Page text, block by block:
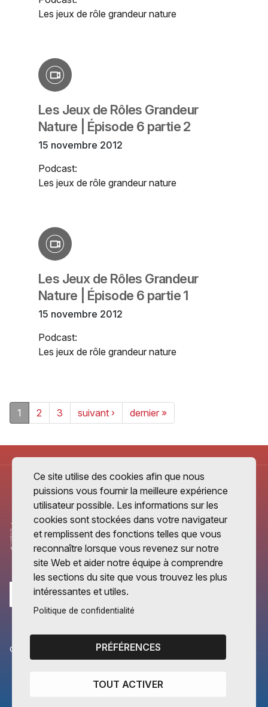
Les jeux de rôle grandeur nature
Les Jeux de Rôles Grandeur
Nature | Épisode 6 partie 2
15 novembre 2012
Podcast:
Les jeux de rôle grandeur nature
Les Jeux de Rôles Grandeur
Nature | Épisode 6 partie 1
15 novembre 2012
Podcast:
Les jeux de rôle grandeur nature
1 2 3 suivant › dernier »
CANTONS PARTENAIRES
Vaud
Ce site utilise des cookies afin que nous
puissions vous fournir la meilleure expérience
utilisateur possible. Les informations sur les
cookies sont stockées dans votre navigateur
et remplissent des fonctions telles que vous
reconnaître lorsque vous revenez sur notre
site Web et aider notre équipe à comprendre
les sections du site que vous trouvez les plus
intéressantes et utiles.
Politique de confidentialité
PRÉFÉRENCES
TOUT ACTIVER